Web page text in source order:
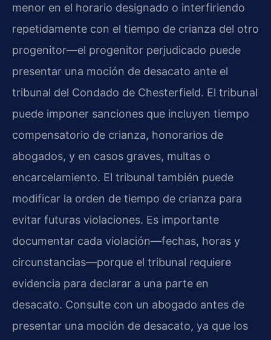
menor en el horario designado o interfiriendo
repetidamente con el tiempo de crianza del otro
progenitor—el progenitor perjudicado puede
presentar una moción de desacato ante el
tribunal del Condado de Chesterfield. El tribunal
puede imponer sanciones que incluyen tiempo
compensatorio de crianza, honorarios de
abogados, y en casos graves, multas o
encarcelamiento. El tribunal también puede
modificar la orden de tiempo de crianza para
evitar futuras violaciones. Es importante
documentar cada violación—fechas, horas y
circunstancias—porque el tribunal requiere
evidencia para declarar a una parte en
desacato. Consulte con un abogado antes de
presentar una moción de desacato, ya que los